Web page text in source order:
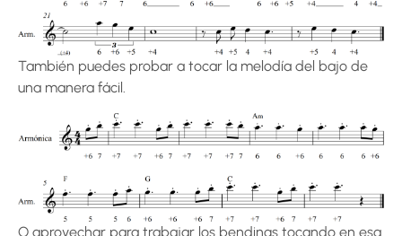
También puedes probar a tocar la melodía del bajo de
una manera fácil.
O aprovechar para trabajar los bendings tocando en esa